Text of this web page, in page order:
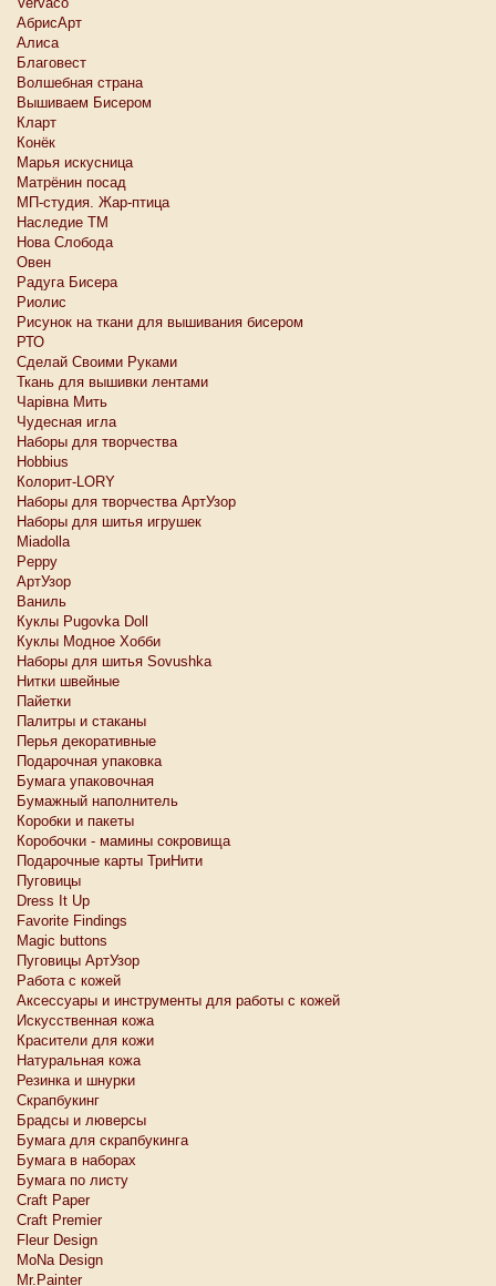
АбрисАрт
Алиса
Благовест
Волшебная страна
Вышиваем Бисером
Кларт
Конёк
Марья искусница
Матрёнин посад
МП-студия. Жар-птица
Наследие ТМ
Нова Слобода
Овен
Радуга Бисера
Риолис
Рисунок на ткани для вышивания бисером
РТО
Сделай Своими Руками
Ткань для вышивки лентами
Чарiвна Мить
Чудесная игла
Наборы для творчества
Hobbius
Колорит-LORY
Наборы для творчества АртУзор
Наборы для шитья игрушек
Miadolla
Peppy
АртУзор
Ваниль
Куклы Pugovka Doll
Куклы Модное Хобби
Наборы для шитья Sovushka
Нитки швейные
Пайетки
Палитры и стаканы
Перья декоративные
Подарочная упаковка
Бумага упаковочная
Бумажный наполнитель
Коробки и пакеты
Коробочки - мамины сокровища
Подарочные карты ТриНити
Пуговицы
Dress It Up
Favorite Findings
Magic buttons
Пуговицы АртУзор
Работа с кожей
Аксессуары и инструменты для работы с кожей
Искусственная кожа
Красители для кожи
Натуральная кожа
Резинка и шнурки
Скрапбукинг
Брадсы и люверсы
Бумага для скрапбукинга
Бумага в наборах
Бумага по листу
Craft Paper
Craft Premier
Fleur Design
MoNa Design
Mr.Painter